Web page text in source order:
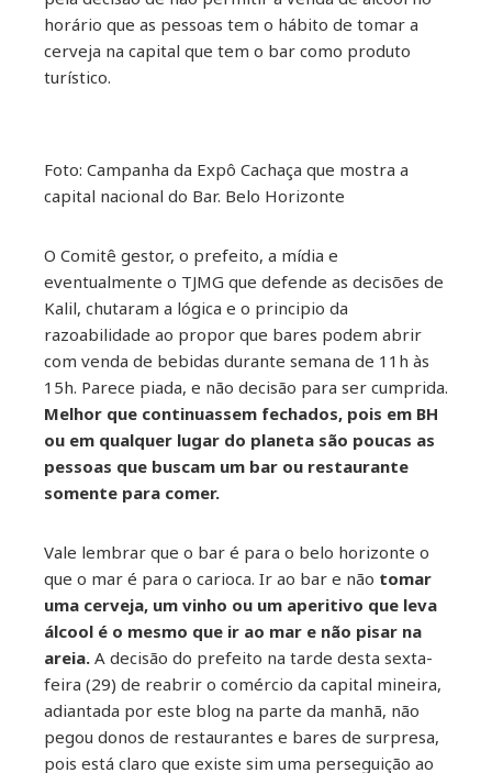
horário que as pessoas tem o hábito de tomar a
cerveja na capital que tem o bar como produto
turístico.
Foto: Campanha da Expô Cachaça que mostra a
capital nacional do Bar. Belo Horizonte
O Comitê gestor, o prefeito, a mídia e
eventualmente o TJMG que defende as decisões de
Kalil, chutaram a lógica e o principio da
razoabilidade ao propor que bares podem abrir
com venda de bebidas durante semana de 11h às
15h. Parece piada, e não decisão para ser cumprida.
Melhor que continuassem fechados, pois em BH
ou em qualquer lugar do planeta são poucas as
pessoas que buscam um bar ou restaurante
somente para comer.
Vale lembrar que o bar é para o belo horizonte o
que o mar é para o carioca. Ir ao bar e não tomar
uma cerveja, um vinho ou um aperitivo que leva
álcool é o mesmo que ir ao mar e não pisar na
areia. A decisão do prefeito na tarde desta sexta-
feira (29) de reabrir o comércio da capital mineira,
adiantada por este blog na parte da manhã, não
pegou donos de restaurantes e bares de surpresa,
pois está claro que existe sim uma perseguição ao